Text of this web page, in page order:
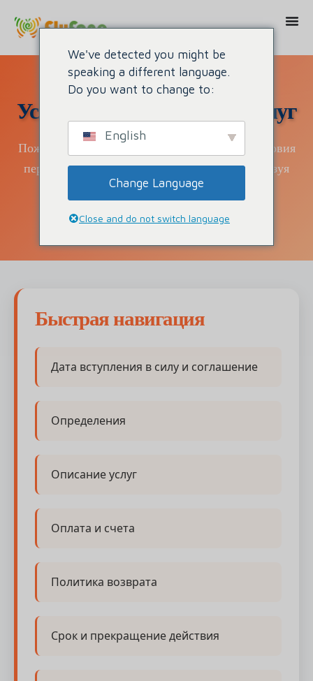
Условия предоставления услуг
Пожалуйста, внимательно прочитайте эти условия
перед использованием услуг FlyFone. Используя
нашу платформу, вы соглашаетесь с этими
Быстрая навигация
Дата вступления в силу и соглашение
Определения
Описание услуг
Оплата и счета
Политика возврата
Срок и прекращение действия
We've detected you might be
speaking a different language.
Do you want to change to:
English
Change Language
Close and do not switch language